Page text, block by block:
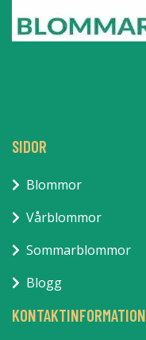
SIDOR
Blommor
Vårblommor
Sommarblommor
Blogg
KONTAKTINFORMATION